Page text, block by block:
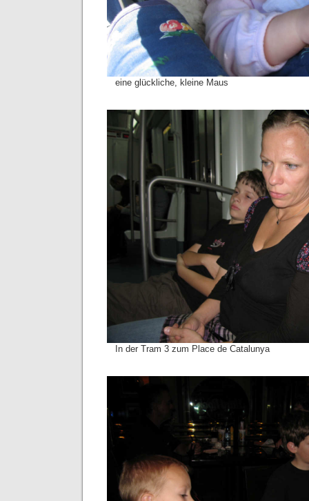
eine glückliche, kleine Maus
In der Tram 3 zum Place de Catalunya